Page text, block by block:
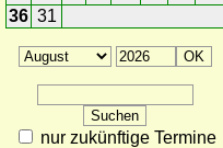
36 31
nur zukünftige Termine